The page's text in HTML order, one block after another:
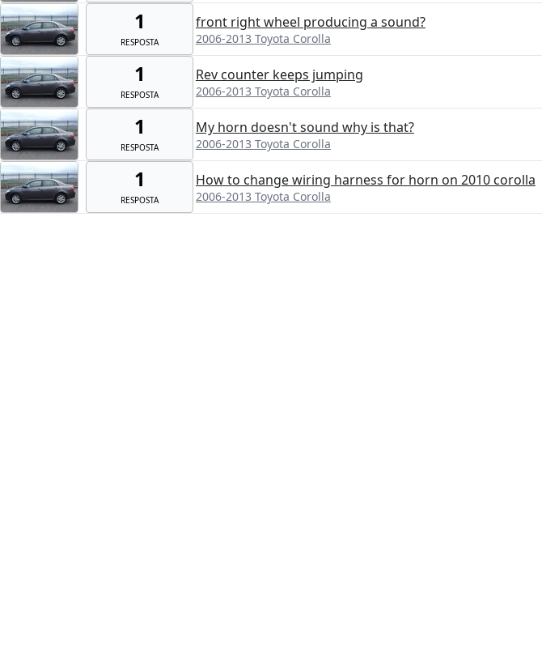
1
RESPOSTA
front right wheel producing a sound?
2006-2013 Toyota Corolla
1
RESPOSTA
Rev counter keeps jumping
2006-2013 Toyota Corolla
1
RESPOSTA
My horn doesn't sound why is that?
2006-2013 Toyota Corolla
1
RESPOSTA
How to change wiring harness for horn on 2010 corolla
2006-2013 Toyota Corolla